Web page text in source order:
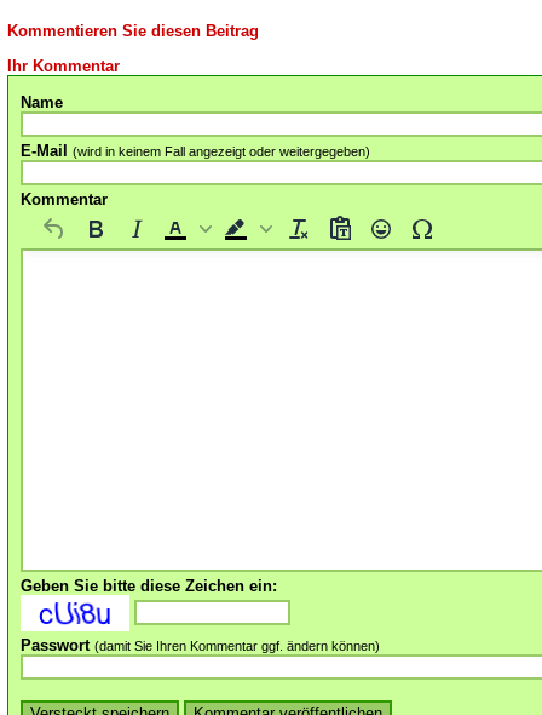
Kommentieren Sie diesen Beitrag
Ihr Kommentar
Name
E-Mail (wird in keinem Fall angezeigt oder weitergegeben)
Kommentar
Geben Sie bitte diese Zeichen ein:
Passwort (damit Sie Ihren Kommentar ggf. ändern können)